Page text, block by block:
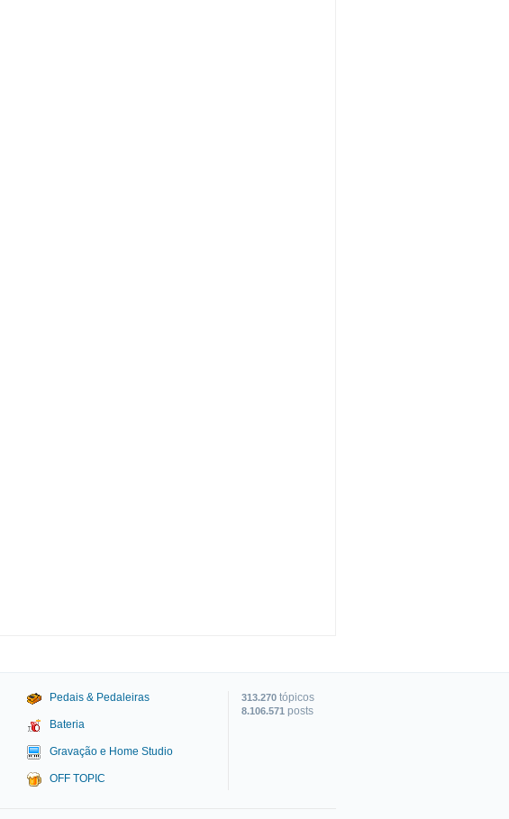
Pedais & Pedaleiras
Bateria
Gravação e Home Studio
OFF TOPIC
313.270 tópicos
8.106.571 posts